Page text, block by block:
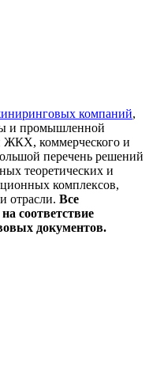
компаний,
и промышленной
ЖКХ, коммерческого и
перечень решений
теоретических и
комплексов,
отрасли. Все
соответствие
документов.